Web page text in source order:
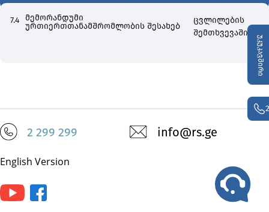
უკუკავშირი
7.4
მემორანდუმი
ურთიერთთანამშრომლობის შესახებ
ცვლილების
შემთხვევაში
English Version
info@rs.ge
2 299 299